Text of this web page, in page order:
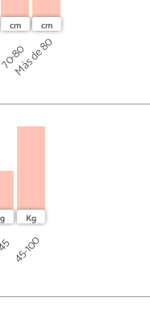
70-80
Más de 80
45-100